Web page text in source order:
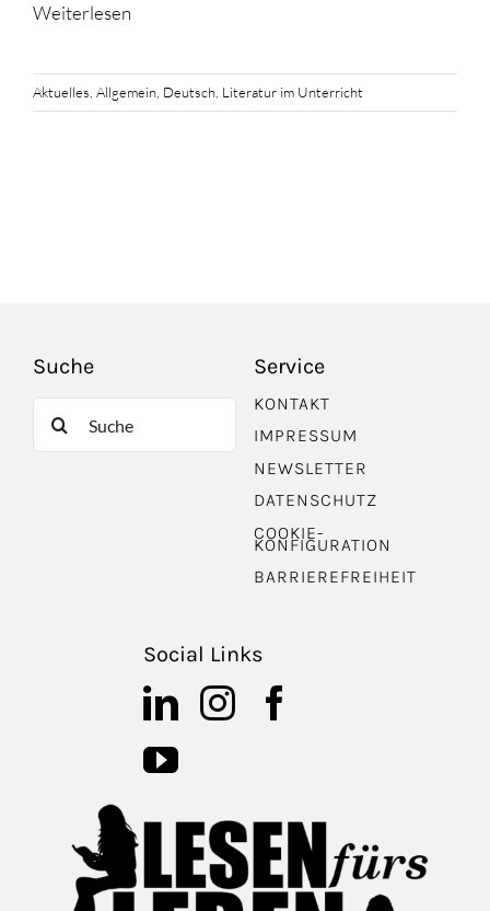
Weiterlesen
Aktuelles Allgemein Deutsch Literatur im Unterricht
Suche
Suche
Service
KONTAKT
IMPRESSUM
NEWSLETTER
DATENSCHUTZ
COOKIE-
KONFIGURATION
BARRIEREFREIHEIT
Social Links